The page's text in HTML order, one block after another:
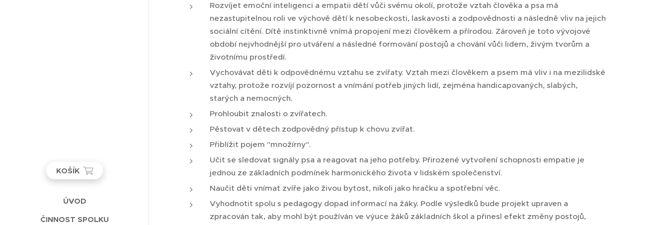
KOŠÍK
ÚVOD
ČINNOST SPOLKU
Rozvíjet emoční inteligenci a empatii dětí vůči svému okolí, protože vztah člověka a psa má
nezastupitelnou roli ve výchově dětí k nesobeckosti, laskavosti a zodpovědnosti a následně vliv na jejich
sociální cítění. Dítě instinktivně vnímá propojení mezi člověkem a přírodou. Zároveň je toto vývojové
období nejvhodnější pro utváření a následné formování postojů a chování vůči lidem, živým tvorům a
životnímu prostředí.
Vychovávat děti k odpovědnému vztahu se zvířaty. Vztah mezi člověkem a psem má vliv i na mezilidské
vztahy, protože rozvíjí pozornost a vnímání potřeb jiných lidí, zejména handicapovaných, slabých,
starých a nemocných.
Prohloubit znalosti o zvířatech.
Pěstovat v dětech zodpovědný přístup k chovu zvířat.
Přiblížit pojem "množírny".
Učit se sledovat signály psa a reagovat na jeho potřeby. Přirozené vytvoření schopnosti empatie je
jednou ze základních podmínek harmonického života v lidském společenství.
Naučit děti vnímat zvíře jako živou bytost, nikoli jako hračku a spotřební věc.
Vyhodnotit spolu s pedagogy dopad informací na žáky. Podle výsledků bude projekt upraven a
zpracován tak, aby mohl být používán ve výuce žáků základních škol a přinesl efekt změny postojů,